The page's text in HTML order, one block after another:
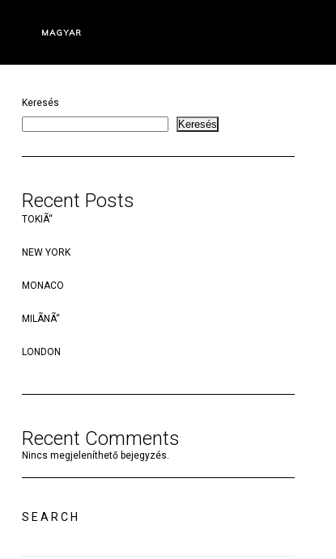
MAGYAR
Keresés
Keresés
Recent Posts
TOKIÃ“
NEW YORK
MONACO
MILÃNÃ“
LONDON
Recent Comments
Nincs megjeleníthető bejegyzés.
SEARCH